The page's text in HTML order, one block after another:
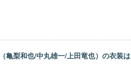
亀梨和也/中丸雄一/上田竜也）の衣装は